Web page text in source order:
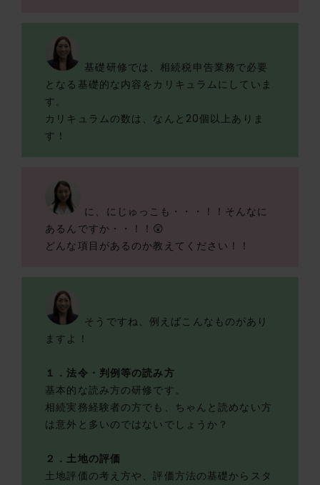
基礎研修では、相続税申告業務で必要
となる基礎的な内容をカリキュラムにしていま
す。
カリキュラムの数は、なんと20個以上ありま
す！
に、にじゅっこも・・・！！そんなに
あるんですか・・！！😲
どんな項目があるのか教えてください！！
そうですね、例えばこんなものがあり
ますよ！
１．法令・判例等の読み方
基本的な読み方の研修です。
相続実務経験者の方でも、ちゃんと読めない方
は意外と多いのではないでしょうか？
２．土地の評価
土地評価の考え方や、評価方法の基礎からスタ